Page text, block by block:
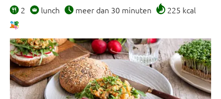
2 lunch meer dan 30 minuten 225 kcal